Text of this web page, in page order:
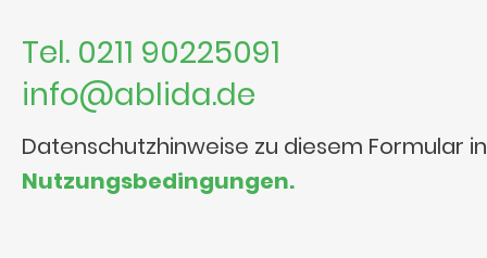
Tel. 0211 90225091
info@ablida.de
Datenschutzhinweise zu diesem Formular
Nutzungsbedingungen.